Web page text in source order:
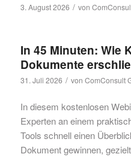
3. August 2026 / von
In 45 Minuten: Wie
Dokumente
31. Juli 2026 / von ComConsult
In diesem kostenlosen
Experten an einem
Tools schnell einen
Dokument gewinnen,